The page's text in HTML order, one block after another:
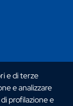
e di terze
e analizzare
profilazione e